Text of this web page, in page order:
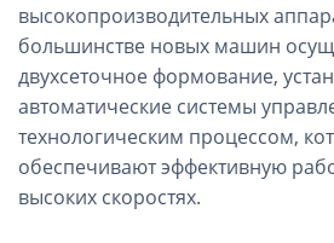
высокопроизводительных
большинстве новых машин
двухсеточное формование,
автоматические системы
технологическим процессом,
обеспечивают эффективную
высоких скоростях.